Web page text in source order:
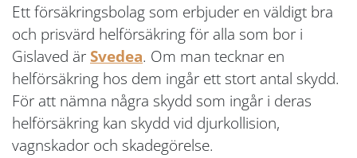
Ett försäkringsbolag som erbjuder en väldigt bra
och prisvärd helförsäkring för alla som bor i
Gislaved är Svedea. Om man tecknar en
helförsäkring hos dem ingår ett stort antal skydd.
För att nämna några skydd som ingår i deras
helförsäkring kan skydd vid djurkollision,
vagnskador och skadegörelse.